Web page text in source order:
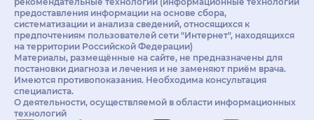
предоставления информации на основе сбора,
систематизации и анализа сведений, относящихся к
предпочтениям пользователей сети "Интернет", находящихся
на территории Российской Федерации)
Материалы, размещённые на сайте, не предназначены для
постановки диагноза и лечения и не заменяют приём врача.
Имеются противопоказания. Необходима консультация
специалиста.
О деятельности, осуществляемой в области информационных
технологий